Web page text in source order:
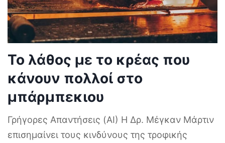
Το λάθος με το κρέας που
κάνουν πολλοί στο
μπάρμπεκιου
Γρήγορες Απαντήσεις (AI) Η Δρ. Μέγκαν Μάρτιν
επισημαίνει τους κινδύνους της τροφικής